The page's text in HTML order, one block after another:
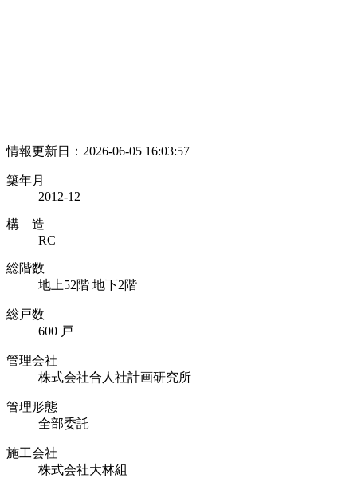
情報更新日：2026-06-05 16:03:57
築年月
2012-12
構 造
RC
総階数
地上52階 地下2階
総戸数
600 戸
管理会社
株式会社合人社計画研究所
管理形態
全部委託
施工会社
株式会社大林組